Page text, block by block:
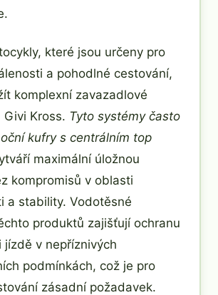
které jsou určeny pro
a pohodlné cestování,
komplexní zavazadlové
Kross. Tyto systémy často
kufry s centrálním top
maximální úložnou
kompromisů v oblasti
a stability. Vodotěsné
produktů zajišťují ochranu
jízdě v nepříznivých
podmínkách, což je pro
zásadní požadavek.